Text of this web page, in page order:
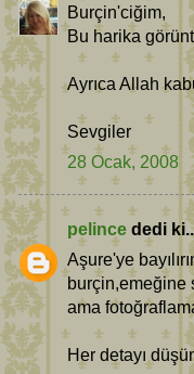
Burçin'ciğim,
Bu harika
Ayrıca Allah
Sevgiler
28 Ocak, 2008
pelince dedi
Aşure'ye
burçin,emeğine
ama
Her detayı